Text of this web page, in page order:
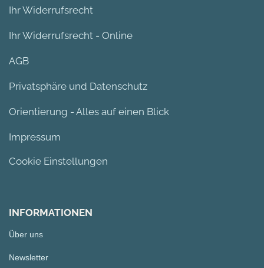
Ihr Widerrufsrecht
Ihr Widerrufsrecht - Online
AGB
Privatsphäre und Datenschutz
Orientierung - Alles auf einen Blick
Impressum
Cookie Einstellungen
INFORMATIONEN
Über uns
Newsletter